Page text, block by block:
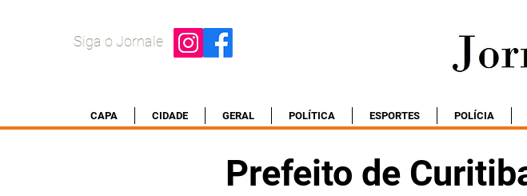
Siga o Jornale
CAPA CIDADE GERAL POLÍTICA ESPORTES POLÍCIA
Prefeito de